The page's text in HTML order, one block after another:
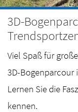
3D-
Viel Spaß für
3D-Bogenparcour
Lernen Sie die
kennen.